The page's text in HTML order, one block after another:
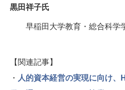
黒田祥子氏
早稲田大学教育・総合科
【関連記事】
・ 人的資本経営の実現に向け